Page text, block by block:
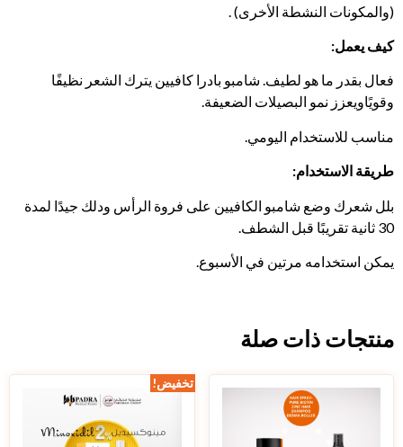
(والمكونات النشطة الأخرى) .
كيف يعمل:
فعال بقدر ما هو لطيف. شامبو بادرا كافيين يترك الشعر نظيفًا
وقويًاويعزز نمو البصيلات الضعيفة.
مناسب للاستخدام اليومي.
طريقة الاستخدام:
بلل شعرك وضع شامبو الكافيين على فروة الرأس ودلك جيدًا لمدة
30 ثانية تقريبًا قبل الشطف.
يمكن استخدامه مرتين في الأسبوع.
منتجات ذات صلة
تخفيض!